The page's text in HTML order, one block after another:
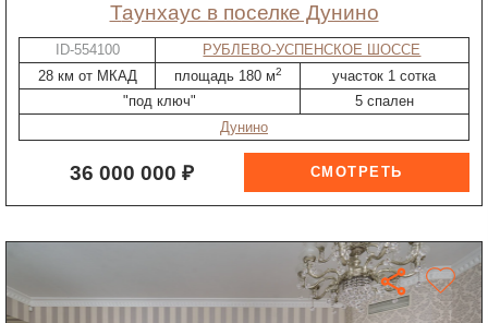
таунхаус в поселке Дунино
ID-554100
РУБЛЕВО-УСПЕНСКОЕ ШОССЕ
28 км от МКАД
площадь 180 м2
участок 1 сотка
"под ключ"
5 спален
Дунино
36 000 000 ₽